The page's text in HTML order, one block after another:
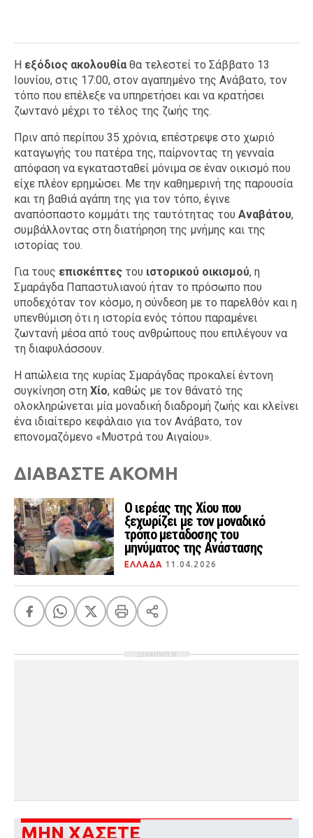
Η εξόδιος ακολουθία θα τελεστεί το Σάββατο 13
Ιουνίου, στις 17:00, στον αγαπημένο της Ανάβατο, τον
τόπο που επέλεξε να υπηρετήσει και να κρατήσει
ζωντανό μέχρι το τέλος της ζωής της.
Πριν από περίπου 35 χρόνια, επέστρεψε στο χωριό
καταγωγής του πατέρα της, παίρνοντας τη γενναία
απόφαση να εγκατασταθεί μόνιμα σε έναν οικισμό που
είχε πλέον ερημώσει. Με την καθημερινή της παρουσία
και τη βαθιά αγάπη της για τον τόπο, έγινε
αναπόσπαστο κομμάτι της ταυτότητας του Αναβάτου,
συμβάλλοντας στη διατήρηση της μνήμης και της
ιστορίας του.
Για τους επισκέπτες του ιστορικού οικισμού, η
Σμαράγδα Παπαστυλιανού ήταν το πρόσωπο που
υποδεχόταν τον κόσμο, η σύνδεση με το παρελθόν και η
υπενθύμιση ότι η ιστορία ενός τόπου παραμένει
ζωντανή μέσα από τους ανθρώπους που επιλέγουν να
τη διαφυλάσσουν.
Η απώλεια της κυρίας Σμαράγδας προκαλεί έντονη
συγκίνηση στη Χίο, καθώς με τον θάνατό της
ολοκληρώνεται μία μοναδική διαδρομή ζωής και κλείνει
ένα ιδιαίτερο κεφάλαιο για τον Ανάβατο, τον
επονομαζόμενο «Μυστρά του Αιγαίου».
ΔΙΑΒΑΣΤΕ ΑΚΟΜΗ
Ο ιερέας της Χίου που
ξεχωρίζει με τον μοναδικό
τρόπο μετάδοσης του
μηνύματος της Ανάστασης
ΕΛΛΑΔΑ 11.04.2026
ΔΙΑΦΗΜΙΣΗ
ΜΗΝ ΧΑΣΕΤΕ